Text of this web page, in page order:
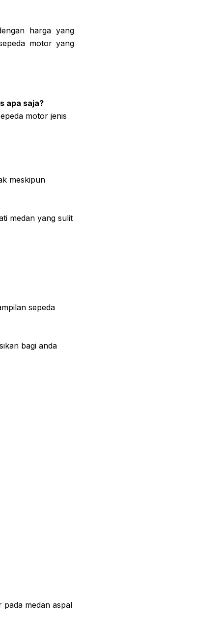
harga yang
motor yang
apa saja?
motor jenis
meskipun
medan yang sulit
sepeda
bagi anda
medan aspal